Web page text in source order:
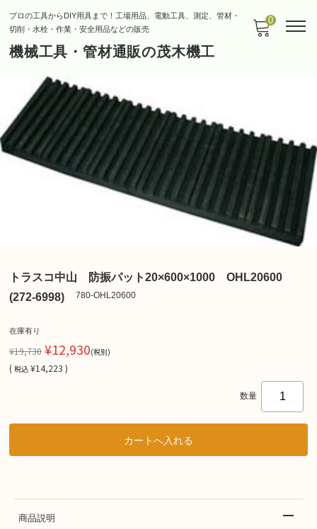
プロの工具からDIY用具まで！工場用品、電動工具、測定、管材・
切削・水栓・作業・安全用品などの販売
機械工具・管材通販の茂木機工
0
トラスコ中山 防振パット20×600×1000 OHL20600
(272-6998)
780-OHL20600
在庫有り
¥19,730 ¥12,930(税別)
( 税込 ¥14,223 )
数量
商品説明